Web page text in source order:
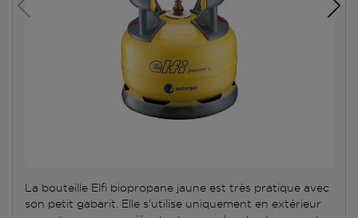
La bouteille Elfi biopropane jaune est très pratique avec
son petit gabarit. Elle s'utilise uniquement en extérieur